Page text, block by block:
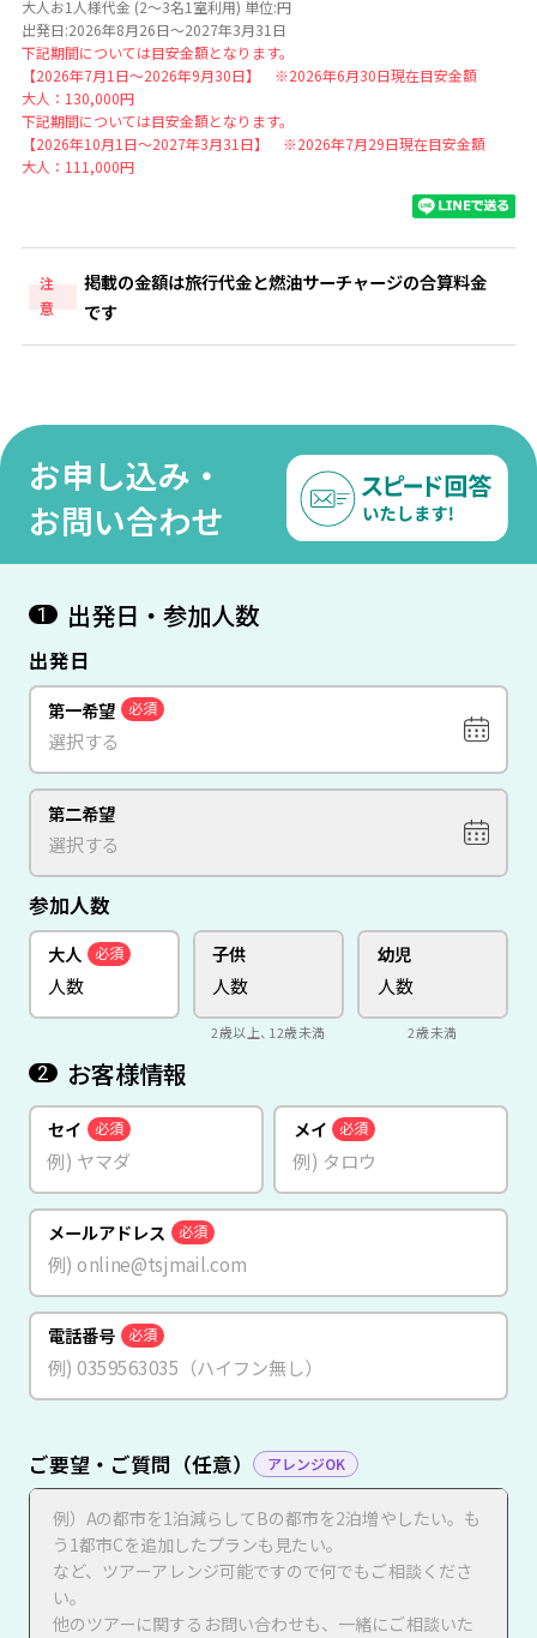
大人お1人様代金 (2～3名1室利用) 単位:円
出発日:2026年8月26日～2027年3月31日
下記期間については目安金額となります。
【2026年7月1日～2026年9月30日】 ※2026年6月30日現在目安金額
大人：130,000円
下記期間については目安金額となります。
【2026年10月1日～2027年3月31日】 ※2026年7月29日現在目安金額
大人：111,000円
注
意
掲載の金額は旅行代金と燃油サーチャージの合算料金
です
お申し込み・
お問い合わせ
1 出発日・参加人数
出発日
第一希望 必須
第二希望
参加人数
大人 必須 子供
2歳以上、12歳未満
幼児
2歳未満
2 お客様情報
セイ 必須 メイ 必須
メールアドレス 必須
電話番号 必須
ご要望・ご質問（任意） アレンジOK